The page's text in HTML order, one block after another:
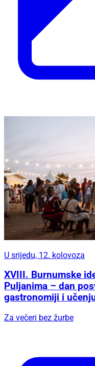
U srijedu, 12. kolovoza
XVIII. Burnumske
Puljanima – dan
gastronomiji i
Za večeri bez žurbe